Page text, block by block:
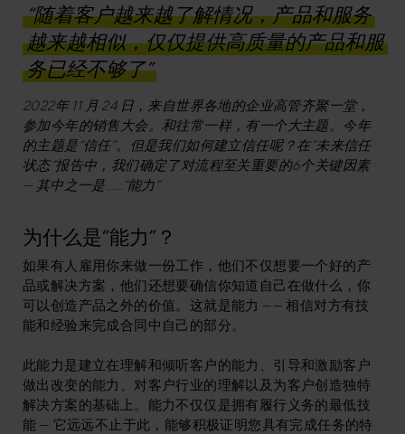
“随着客户越来越了解情况，产品和服务
越来越相似，仅仅提供高质量的产品和服
务已经不够了”
2022年 11 月 24 日，来自世界各地的企业高管齐聚一堂，
参加今年的销售大会。和往常一样，有一个大主题。今年
的主题是“信任”。但是我们如何建立信任呢？在“未来信任
状态”报告中，我们确定了对流程至关重要的6个关键因素
— 其中之一是……“能力”
为什么是“能力”？
如果有人雇用你来做一份工作，他们不仅想要一个好的产
品或解决方案，他们还想要确信你知道自己在做什么，你
可以创造产品之外的价值。这就是能力 —— 相信对方有技
能和经验来完成合同中自己的部分。
此能力是建立在理解和倾听客户的能力、引导和激励客户
做出改变的能力、对客户行业的理解以及为客户创造独特
解决方案的基础上。能力不仅仅是拥有履行义务的最低技
能 — 它远远不止于此，能够积极证明您具有完成任务的特